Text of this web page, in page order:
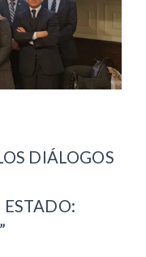
DIÁLOGOS